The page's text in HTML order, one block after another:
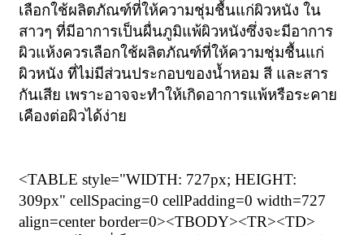
เลือกใช้ผลิตภัณฑ์ที่ให้ความชุ่มชื้นแก่ผิวหนัง ใน
สาวๆ ที่มีอาการเป็นผื่นภูมิแพ้ผิวหนังซึ่งจะมีอาการ
ผิวแห้งควรเลือกใช้ผลิตภัณฑ์ที่ให้ความชุ่มชื้นแก่
ผิวหนัง ที่ไม่มีส่วนประกอบของน้ำหอม สี และสาร
กันเสีย เพราะอาจจะทำให้เกิดอาการแพ้หรือระคาย
เคืองต่อผิวได้ง่าย
<TABLE style="WIDTH: 727px; HEIGHT:
309px" cellSpacing=0 cellPadding=0 width=727
align=center border=0><TBODY><TR><TD>